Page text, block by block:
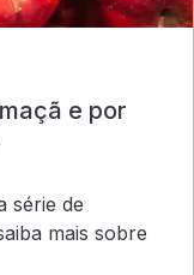
e por
série de
mais sobre